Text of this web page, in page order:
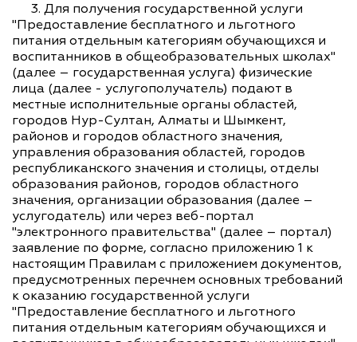
3. Для получения государственной услуги
"Предоставление бесплатного и льготного
питания отдельным категориям обучающихся и
воспитанников в общеобразовательных школах"
(далее – государственная услуга) физические
лица (далее - услугополучатель) подают в
местные исполнительные органы областей,
городов Нур-Султан, Алматы и Шымкент,
районов и городов областного значения,
управления образования областей, городов
республиканского значения и столицы, отделы
образования районов, городов областного
значения, организации образования (далее –
услугодатель) или через веб-портал
"электронного правительства" (далее – портал)
заявление по форме, согласно приложению 1 к
настоящим Правилам с приложением документов,
предусмотренных перечнем основных требований
к оказанию государственной услуги
"Предоставление бесплатного и льготного
питания отдельным категориям обучающихся и